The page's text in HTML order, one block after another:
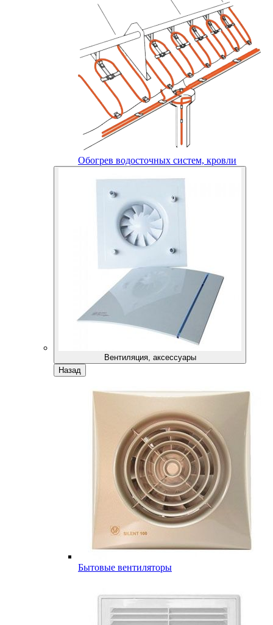
Обогрев водосточных систем, кровли
Вентиляция, аксессуары
Назад
Бытовые вентиляторы